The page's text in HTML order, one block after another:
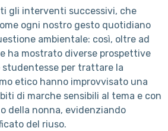
gli interventi successivi, che
ogni nostro gesto quotidiano
ambientale: così, oltre ad
ha mostrato diverse prospettive
studentesse per trattare la
etico hanno improvvisato una
di marche sensibili al tema e con
della nonna, evidenziando
del riuso.